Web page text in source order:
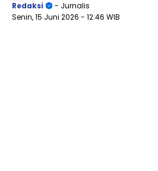
Redaksi
- Jurnalis
Senin, 15 Juni 2026 - 12:46 WIB